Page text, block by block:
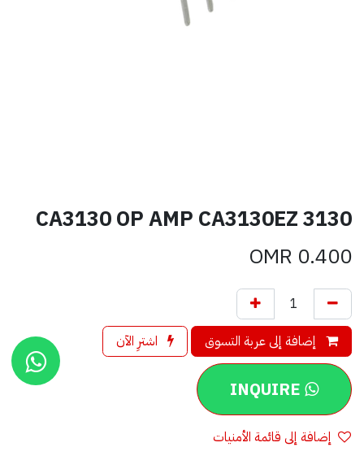
CA3130 OP AMP CA3130EZ 3130
0.400
إضافة إلى عربة التسوق اشترِ الآن
INQUIRE
إضافة إلى قائمة الأمنيات